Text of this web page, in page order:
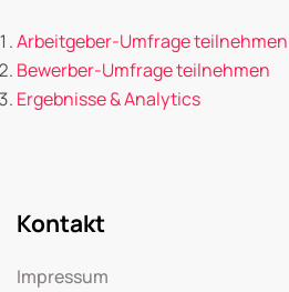
Arbeitgeber-Umfrage teilnehmen
Bewerber-Umfrage teilnehmen
Ergebnisse & Analytics
Kontakt
Impressum